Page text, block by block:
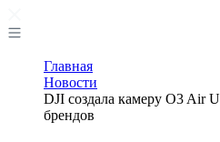
Главная
Новости
DJI создала камеру O3 Air
брендов